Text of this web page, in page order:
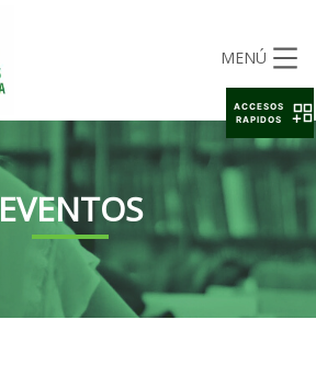
MENÚ
EVENTOS
ACCESOS
RAPIDOS